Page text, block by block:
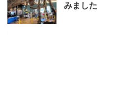
みました